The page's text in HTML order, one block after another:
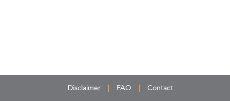
Disclaimer FAQ Contact